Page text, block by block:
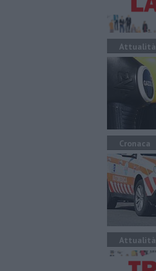
Attualità
Cronaca
Attualità